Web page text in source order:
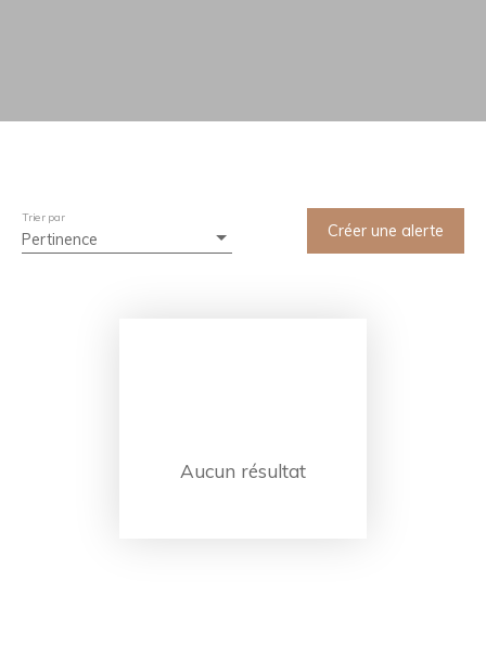
Pertinence
Trier par
Créer une alerte
Aucun résultat